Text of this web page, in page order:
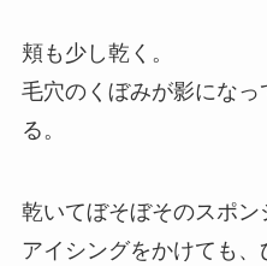
頬も少し乾く。
毛穴のくぼみが影になっ
る。
乾いてぼそぼそのスポン
アイシングをかけても